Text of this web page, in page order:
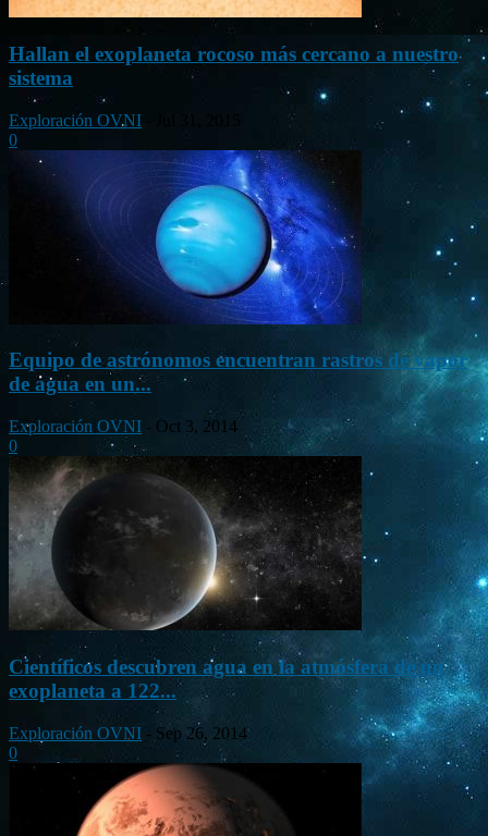
Hallan el exoplaneta rocoso más cercano a nuestro
sistema
Exploración OVNI
0
Equipo de astrónomos encuentran rastros de vapor
de agua en un...
Exploración OVNI - Oct 3, 2014
0
Científicos descubren agua en la atmósfera de un
exoplaneta a 122...
Exploración OVNI - Sep 26, 2014
0